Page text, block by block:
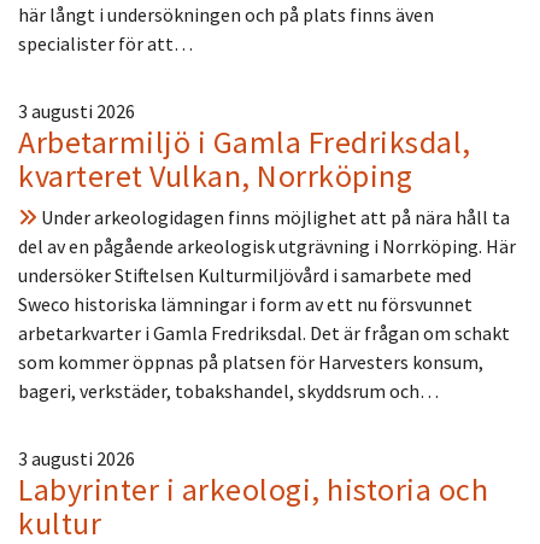
här långt i undersökningen och på plats finns även
specialister för att…
3 augusti 2026
Arbetarmiljö i Gamla Fredriksdal,
kvarteret Vulkan, Norrköping
Under arkeologidagen finns möjlighet att på nära håll ta
del av en pågående arkeologisk utgrävning i Norrköping. Här
undersöker Stiftelsen Kulturmiljövård i samarbete med
Sweco historiska lämningar i form av ett nu försvunnet
arbetarkvarter i Gamla Fredriksdal. Det är frågan om schakt
som kommer öppnas på platsen för Harvesters konsum,
bageri, verkstäder, tobakshandel, skyddsrum och…
3 augusti 2026
Labyrinter i arkeologi, historia och
kultur